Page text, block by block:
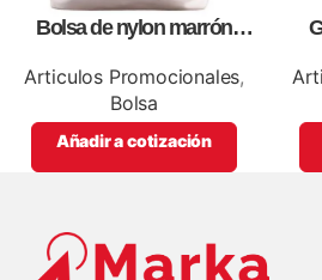
Bolsa de nylon marrón
color
Articulos Promocionales,
Bolsa
Añadir a cotización